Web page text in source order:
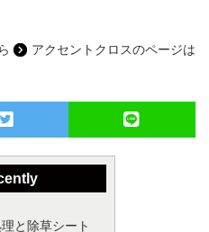
アクセントクロスのページは
と除草シート